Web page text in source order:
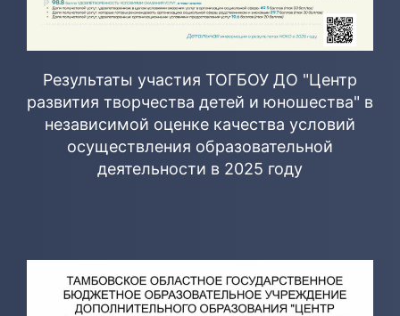
Результаты участия ТОГБОУ ДО "Центр
развития творчества детей и юношества" в
независимой оценке качества условий
осуществления образовательной
деятельности в 2025 году